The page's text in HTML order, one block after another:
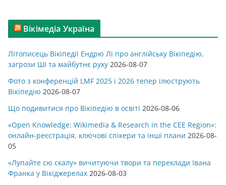
Вікімедіа Україна
Літописець Вікіпедії Ендрю Лі про англійську Вікіпедію,
загрози ШІ та майбутнє руху 2026-08-07
Фото з конференцій LMF 2025 і 2026 тепер ілюструють
Вікіпедію 2026-08-07
Що подивитися про Вікіпедію в освіті 2026-08-06
«Open Knowledge: Wikimedia & Research in the CEE Region»:
онлайн-реєстрація, ключові спікери та інші плани 2026-08-
05
«Лупайте сю скалу» вичитуючи твори та переклади Івана
Франка у Вікіджерелах 2026-08-03